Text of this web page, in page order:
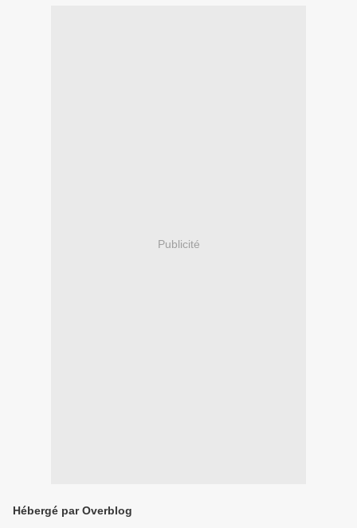
Publicité
Hébergé par Overblog